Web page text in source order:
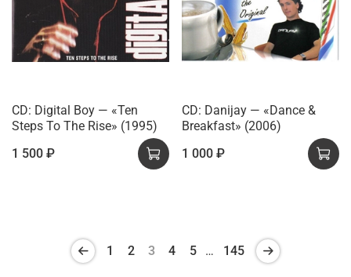
CD: Digital Boy — «Ten
Steps To The Rise» (1995)
1 500 ₽
CD: Danijay — «Dance &
Breakfast» (2006)
1 000 ₽
1 2 3 4 5 … 145